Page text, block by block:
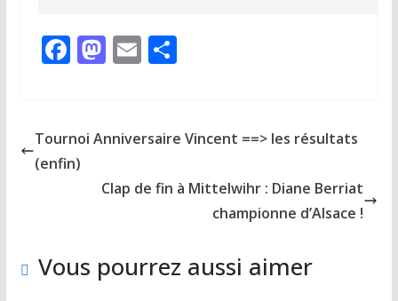
F
b
o
M
d
n
E
l
P
g
Tournoi Anniversaire Vincent ==> les résultats
(enfin)
Clap de fin à Mittelwihr : Diane Berriat
championne d’Alsace !
Vous pourrez aussi aimer